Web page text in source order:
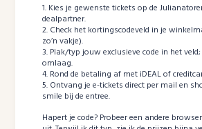
1. Kies je gewenste tickets op de
dealpartner.
2. Check het kortingscodeveld in je
zo’n vakje).
3. Plak/typ jouw exclusieve code in het
omlaag.
4. Rond de betaling af met iDEAL of
5. Ontvang je e-tickets direct per mail en
smile bij de entree.
Hapert je code? Probeer een andere